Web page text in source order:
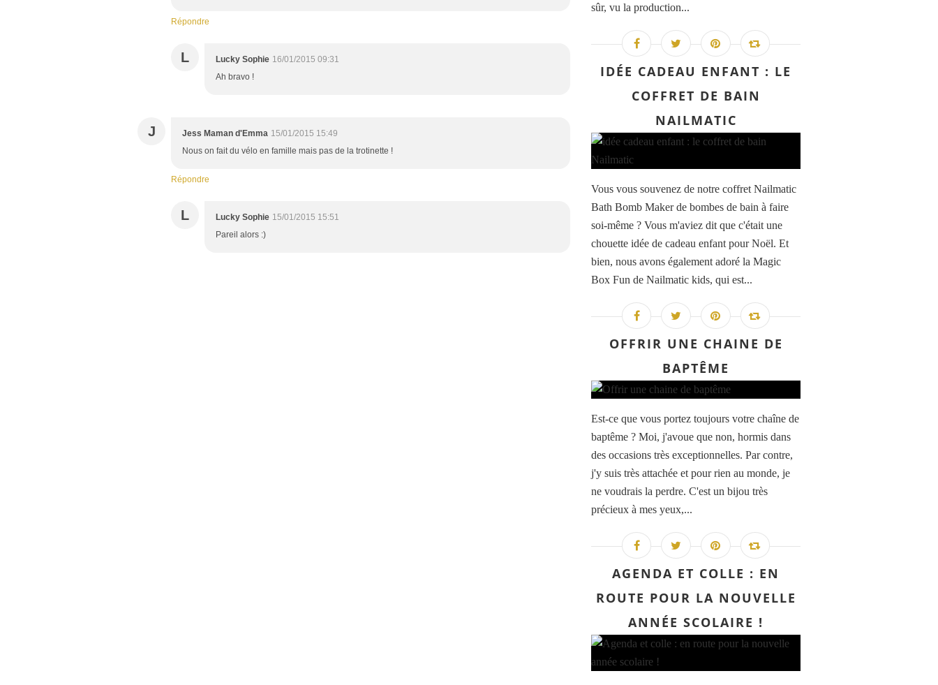
Répondre
L Lucky Sophie 16/01/2015 09:31
Ah bravo !
J Jess Maman d'Emma 15/01/2015 15:49
Nous on fait du vélo en famille mais pas de la trotinette !
Répondre
L Lucky Sophie 15/01/2015 15:51
Pareil alors :)
sûr, vu la production...
IDÉE CADEAU ENFANT : LE
COFFRET DE BAIN
NAILMATIC
Vous vous souvenez de notre coffret Nailmatic
Bath Bomb Maker de bombes de bain à faire
soi-même ? Vous m'aviez dit que c'était une
chouette idée de cadeau enfant pour Noël. Et
bien, nous avons également adoré la Magic
Box Fun de Nailmatic kids, qui est...
OFFRIR UNE CHAINE DE
BAPTÊME
Est-ce que vous portez toujours votre chaîne de
baptême ? Moi, j'avoue que non, hormis dans
des occasions très exceptionnelles. Par contre,
j'y suis très attachée et pour rien au monde, je
ne voudrais la perdre. C'est un bijou très
précieux à mes yeux,...
AGENDA ET COLLE : EN
ROUTE POUR LA NOUVELLE
ANNÉE SCOLAIRE !